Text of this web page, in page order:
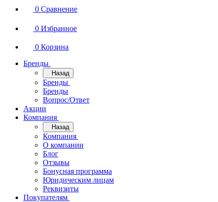
0 Сравнение
0 Избранное
0 Корзина
Бренды
Назад
Бренды
Бренды
Вопрос/Ответ
Акции
Компания
Назад
Компания
О компании
Блог
Отзывы
Бонусная программа
Юридическим лицам
Реквизиты
Покупателям